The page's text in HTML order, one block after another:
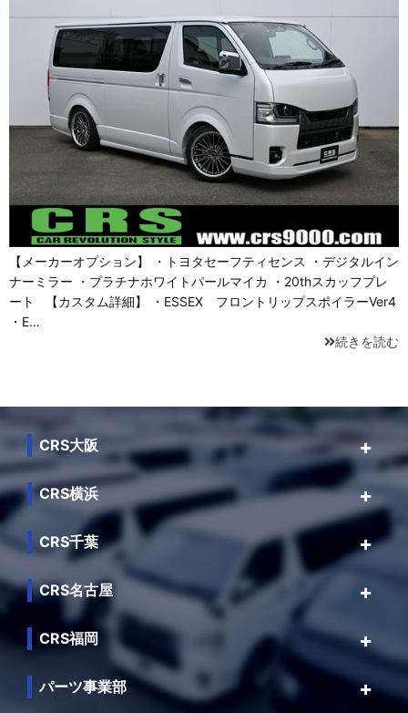
【メーカーオプション】 ・トヨタセーフティセンス ・デジタルイン
ナーミラー ・プラチナホワイトパールマイカ ・20thスカッフプレ
ート 【カスタム詳細】 ・ESSEX フロントリップスポイラーVer4
・E…
続きを読む
CRS大阪
CRS横浜
CRS千葉
CRS名古屋
CRS福岡
パーツ事業部